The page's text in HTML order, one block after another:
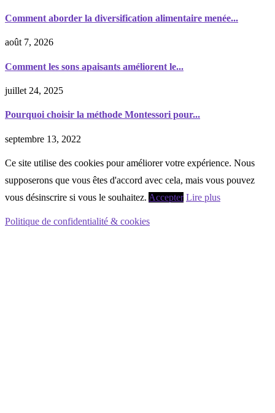
Comment aborder la diversification alimentaire menée...
août 7, 2026
Comment les sons apaisants améliorent le...
juillet 24, 2025
Pourquoi choisir la méthode Montessori pour...
septembre 13, 2022
Ce site utilise des cookies pour améliorer votre expérience. Nous
supposerons que vous êtes d'accord avec cela, mais vous pouvez
vous désinscrire si vous le souhaitez. Accepter Lire plus
Politique de confidentialité & cookies